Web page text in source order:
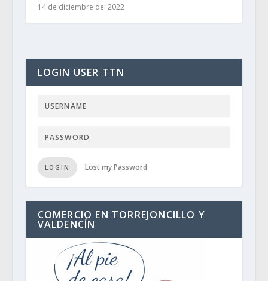
14 de diciembre del 2022
LOGIN USER TTN
LOGIN Lost my Password
COMERCIO EN TORREJONCILLO Y
VALDENCÍN